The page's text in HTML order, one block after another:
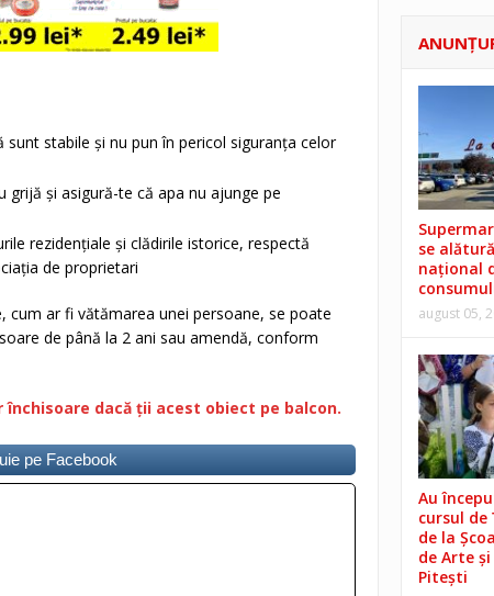
sunt stabile și nu pun în pericol siguranța celor
grijă și asigură-te că apa nu ajunge pe
rezidențiale și clădirile istorice, respectă
de proprietari
cum ar fi vătămarea unei persoane, se poate
de până la 2 ani sau amendă, conform
dacă ții acest obiect pe balcon.
pe Facebook
se
național
august 05,
Au
cursul de
de la
de Arte
Pitești